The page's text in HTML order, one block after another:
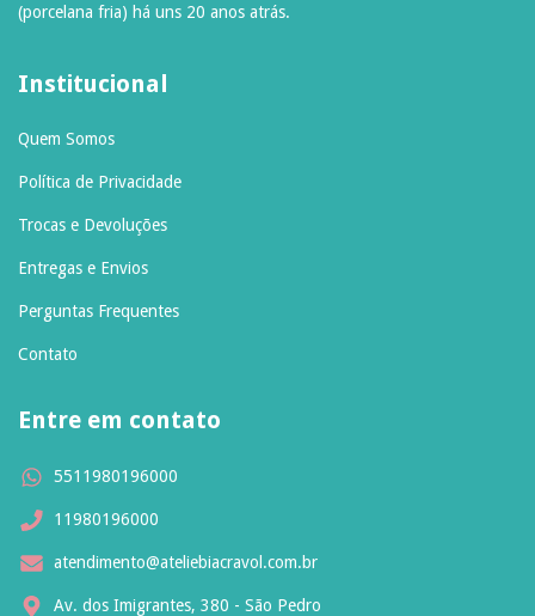
(porcelana fria) há uns 20 anos atrás.
Institucional
Quem Somos
Política de Privacidade
Trocas e Devoluções
Entregas e Envios
Perguntas Frequentes
Contato
Entre em contato
5511980196000
11980196000
atendimento@ateliebiacravol.com.br
Av. dos Imigrantes, 380 - São Pedro